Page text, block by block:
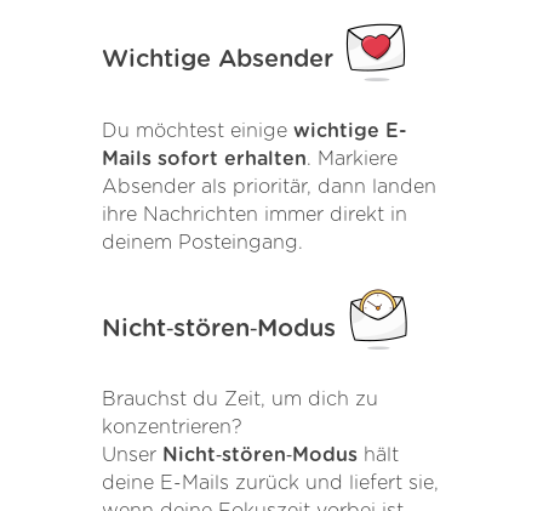
Wichtige Absender
Du möchtest einige wichtige E-
Mails sofort erhalten. Markiere
Absender als prioritär, dann landen
ihre Nachrichten immer direkt in
deinem Posteingang.
Nicht‑stören‑Modus
Brauchst du Zeit, um dich zu
konzentrieren?
Unser Nicht‑stören‑Modus hält
deine E-Mails zurück und liefert sie,